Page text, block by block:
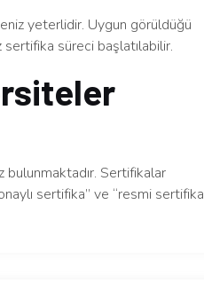
yeterlidir. Uygun görüldüğü
süreci başlatılabilir.
bulunmaktadır. Sertifikalar
sertifika” ve “resmi sertifika